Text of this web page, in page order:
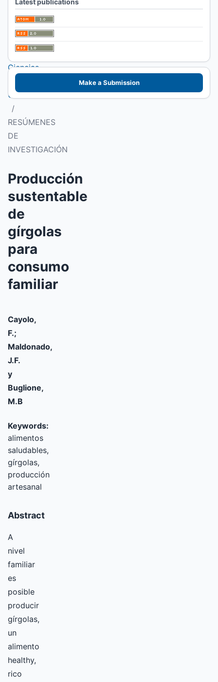
Patagónico de
Alimentos.
Facultad de
Ciencias
UNLPam
/
RESÚMENES
DE
INVESTIGACIÓN
Producción
sustentable
de
gírgolas
para
consumo
familiar
Cayolo,
F.;
Maldonado,
J.F.
y
Buglione,
M.B
Keywords:
alimentos
saludables,
gírgolas,
producción
artesanal
Abstract
A
nivel
familiar
es
posible
producir
gírgolas,
un
alimento
healthy,
rico
Make a Submission